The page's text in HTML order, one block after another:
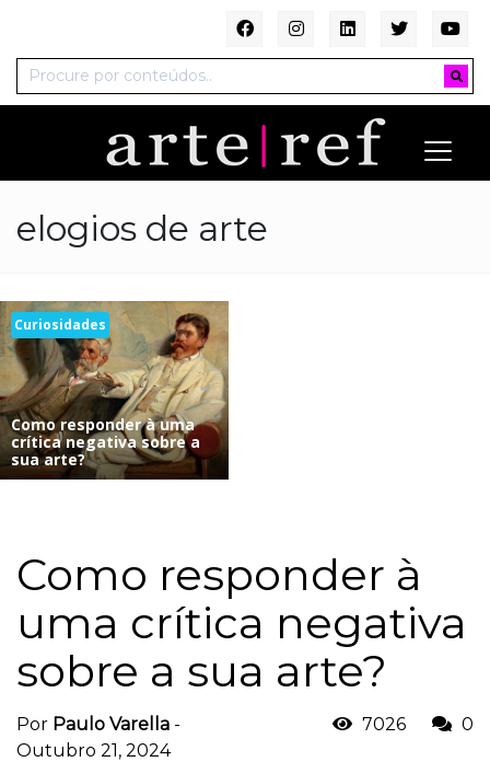
elogios de arte
Curiosidades
Como responder à uma
crítica negativa sobre a
sua arte?
Como responder à
uma crítica negativa
sobre a sua arte?
Por Paulo Varella -
Outubro 21, 2024
7026 0